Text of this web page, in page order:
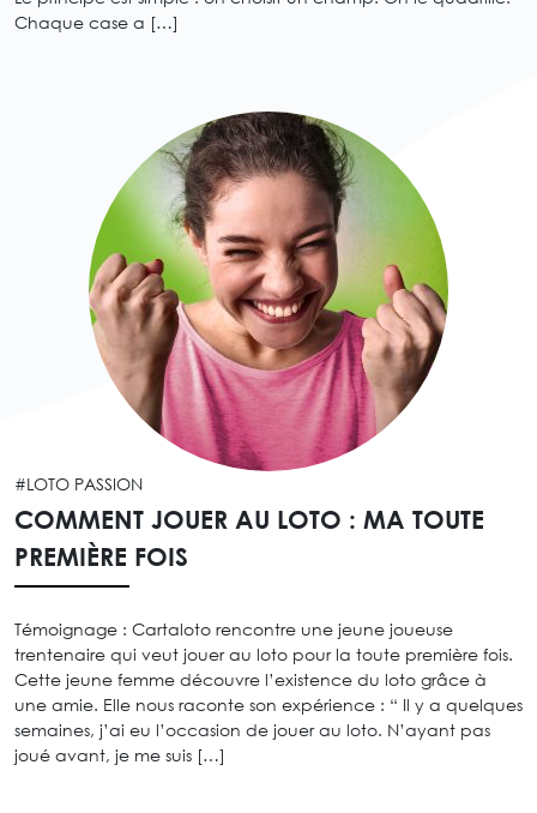
Chaque case a […]
#LOTO PASSION
COMMENT JOUER AU LOTO : MA TOUTE
PREMIÈRE FOIS
Témoignage : Cartaloto rencontre une jeune joueuse
trentenaire qui veut jouer au loto pour la toute première fois.
Cette jeune femme découvre l’existence du loto grâce à
une amie. Elle nous raconte son expérience : “ Il y a quelques
semaines, j’ai eu l’occasion de jouer au loto. N’ayant pas
joué avant, je me suis […]